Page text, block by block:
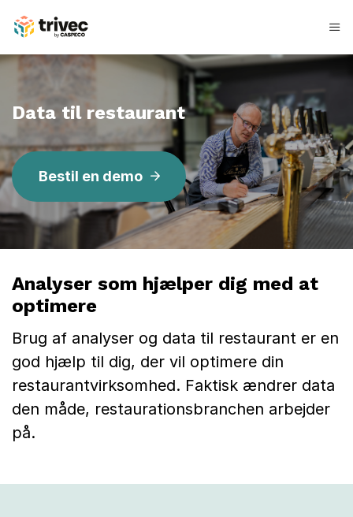
indhold
D
a
t
a
r
e
s
t
a
u
r
a
n
Data til restaurant
Bestil en demo
Analyser som hjælper dig med at
optimere
Brug af analyser og data til restaurant er en
god hjælp til dig, der vil optimere din
restaurantvirksomhed. Faktisk ændrer data
den måde, restaurationsbranchen arbejder
på.